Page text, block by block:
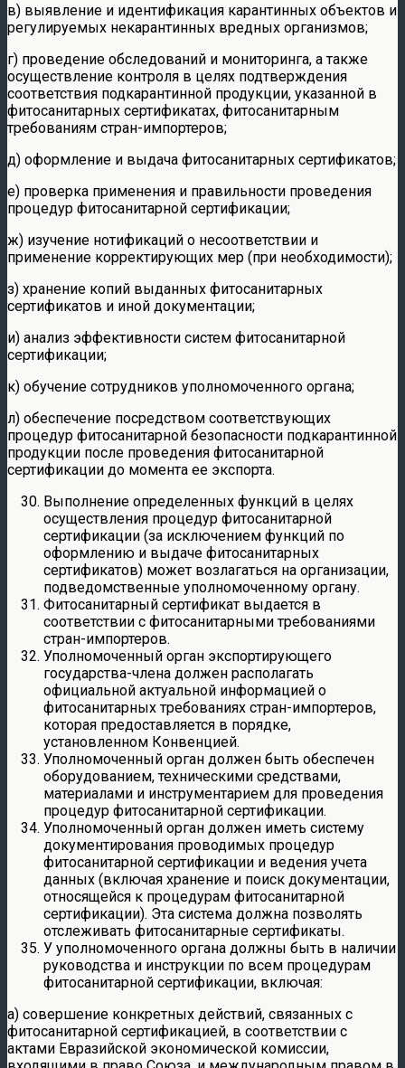
в) выявление и идентификация карантинных объектов и
регулируемых некарантинных вредных организмов;
г) проведение обследований и мониторинга, а также
осуществление контроля в целях подтверждения
соответствия подкарантинной продукции, указанной в
фитосанитарных сертификатах, фитосанитарным
требованиям стран-импортеров;
д) оформление и выдача фитосанитарных сертификатов;
е) проверка применения и правильности проведения
процедур фитосанитарной сертификации;
ж) изучение нотификаций о несоответствии и
применение корректирующих мер (при необходимости);
з) хранение копий выданных фитосанитарных
сертификатов и иной документации;
и) анализ эффективности систем фитосанитарной
сертификации;
к) обучение сотрудников уполномоченного органа;
л) обеспечение посредством соответствующих
процедур фитосанитарной безопасности подкарантинной
продукции после проведения фитосанитарной
сертификации до момента ее экспорта.
Выполнение определенных функций в целях
осуществления процедур фитосанитарной
сертификации (за исключением функций по
оформлению и выдаче фитосанитарных
сертификатов) может возлагаться на организации,
подведомственные уполномоченному органу.
Фитосанитарный сертификат выдается в
соответствии с фитосанитарными требованиями
стран-импортеров.
Уполномоченный орган экспортирующего
государства-члена должен располагать
официальной актуальной информацией о
фитосанитарных требованиях стран-импортеров,
которая предоставляется в порядке,
установленном Конвенцией.
Уполномоченный орган должен быть обеспечен
оборудованием, техническими средствами,
материалами и инструментарием для проведения
процедур фитосанитарной сертификации.
Уполномоченный орган должен иметь систему
документирования проводимых процедур
фитосанитарной сертификации и ведения учета
данных (включая хранение и поиск документации,
относящейся к процедурам фитосанитарной
сертификации). Эта система должна позволять
отслеживать фитосанитарные сертификаты.
У уполномоченного органа должны быть в наличии
руководства и инструкции по всем процедурам
фитосанитарной сертификации, включая:
а) совершение конкретных действий, связанных с
фитосанитарной сертификацией, в соответствии с
актами Евразийской экономической комиссии,